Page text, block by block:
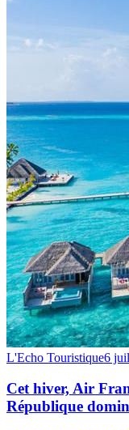
L'Echo Touristique6
Cet hiver, Air
République